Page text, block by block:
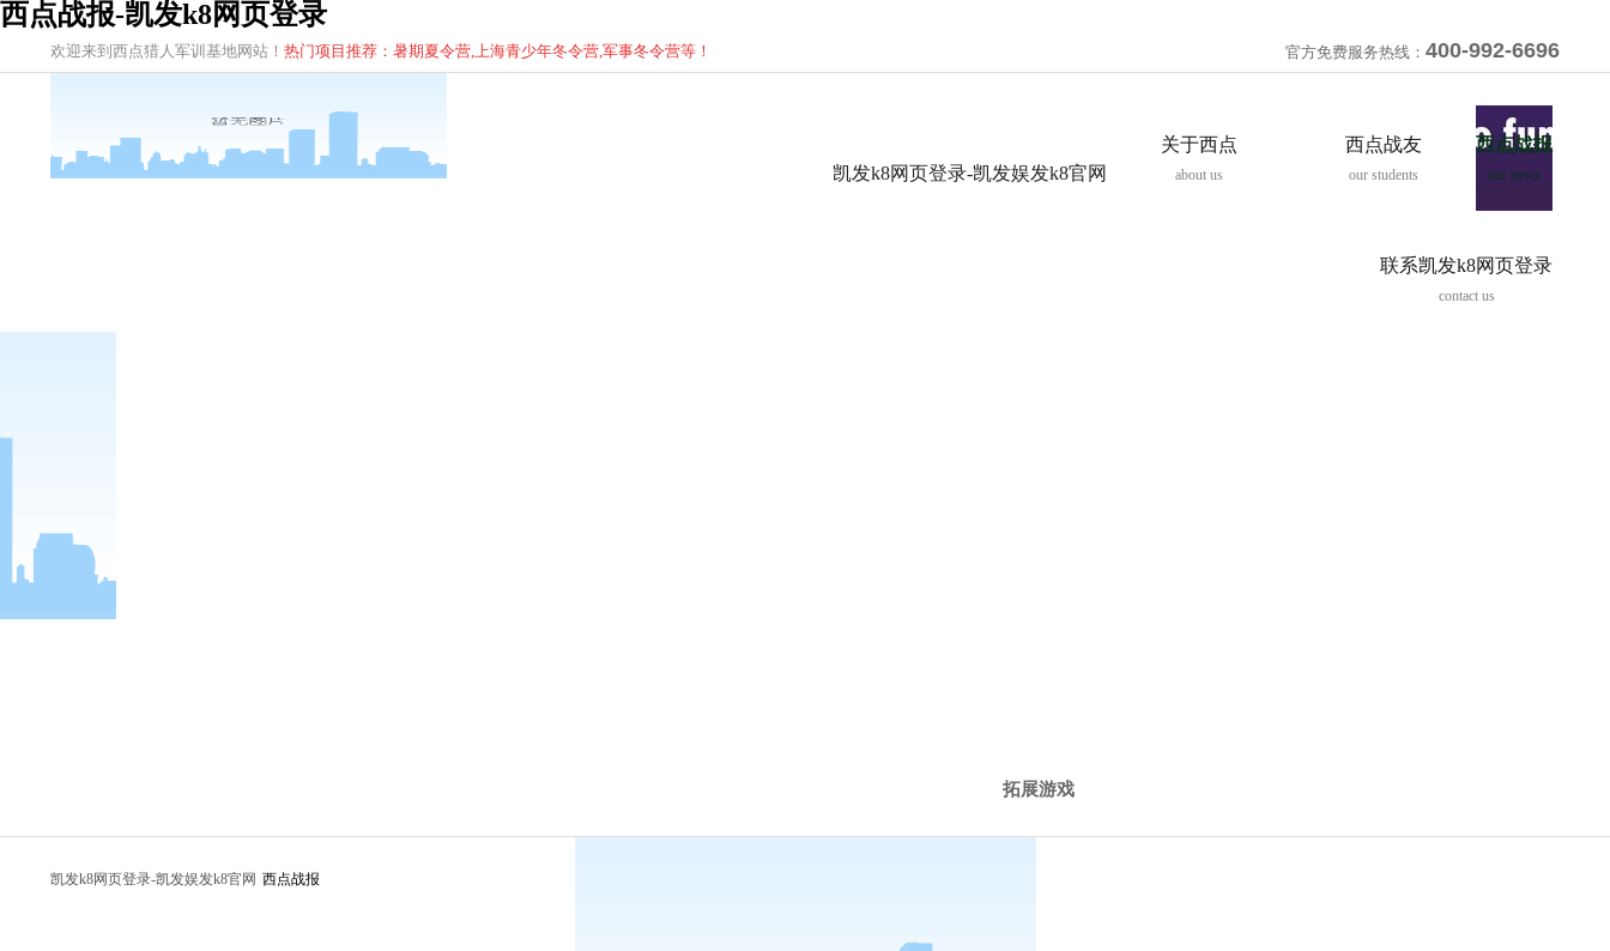
西点战报-凯发k8网页登录
欢迎来到西点猎人军训基地网站！ 热门项目推荐：暑期夏令营,上海青少年冬令营,军事冬令营等！ 官方免费服务热线： 400-992-6696
凯发k8网页登录-凯发娱发k8官网
关于西点
about us
西点战友
our students
西点战报
our news
联系凯发k8网页登录
contact us
拓展游戏
凯发k8网页登录-凯发娱发k8官网 西点战报